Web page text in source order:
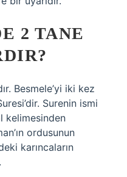
2 TANE
Besmele’yi iki kez
Surenin ismi
kelimesinden
ordusunun
karıncaların